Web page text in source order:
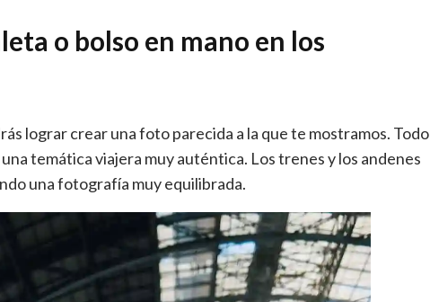
o bolso en mano en los
lograr crear una foto parecida a la que te mostramos. Todo
temática viajera muy auténtica. Los trenes y los andenes
una fotografía muy equilibrada.